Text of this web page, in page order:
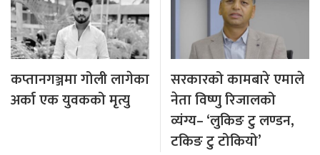
कप्तानगञ्जमा गोली लागेका
अर्का एक युवकको मृत्यु
सरकारको कामबारे एमाले
नेता विष्णु रिजालको
व्यंग्य– ‘लुकिङ टु लण्डन,
टकिङ टु टोकियो’